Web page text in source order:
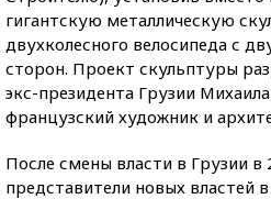
гигантскую металлическую
двухколесного велосипеда с
сторон. Проект скульптуры
экс-президента Грузии
французский художник и
После смены власти в Грузии в
представители новых властей